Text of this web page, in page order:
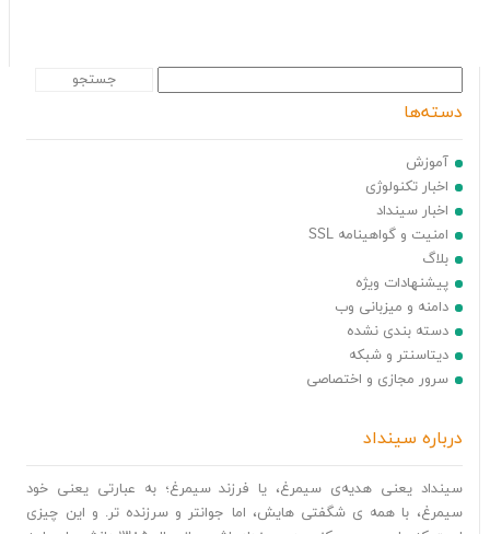
دسته‌ها
آموزش
اخبار تکنولوژی
اخبار سینداد
امنیت و گواهینامه SSL
بلاگ
پیشنهادات ویژه
دامنه و میزبانی وب
دسته بندی نشده
دیتاسنتر و شبکه
سرور مجازی و اختصاصی
درباره سینداد
سینداد یعنی هدیه‌ی سیمرغ، یا فرزند سیمرغ؛ به عبارتی یعنی خود
سیمرغ، با همه ی شگفتی هایش، اما جوانتر و سرزنده تر. و این چیزی